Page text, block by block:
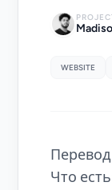
WEBSITE
Перевод
Что